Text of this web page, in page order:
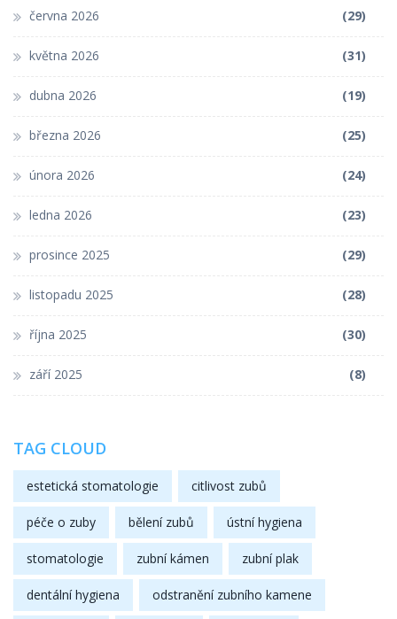
června 2026 (29)
května 2026 (31)
dubna 2026 (19)
března 2026 (25)
února 2026 (24)
ledna 2026 (23)
prosince 2025 (29)
listopadu 2025 (28)
října 2025 (30)
září 2025 (8)
TAG CLOUD
estetická stomatologie citlivost zubů
péče o zuby bělení zubů ústní hygiena
stomatologie zubní kámen zubní plak
dentální hygiena odstranění zubního kamene